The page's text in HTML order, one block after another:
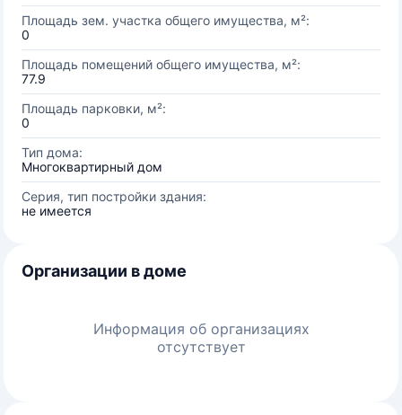
Площадь зем. участка общего имущества, м²:
0
Площадь помещений общего имущества, м²:
77.9
Площадь парковки, м²:
0
Тип дома:
Многоквартирный дом
Серия, тип постройки здания:
не имеется
Организации в доме
Информация об организациях
отсутствует